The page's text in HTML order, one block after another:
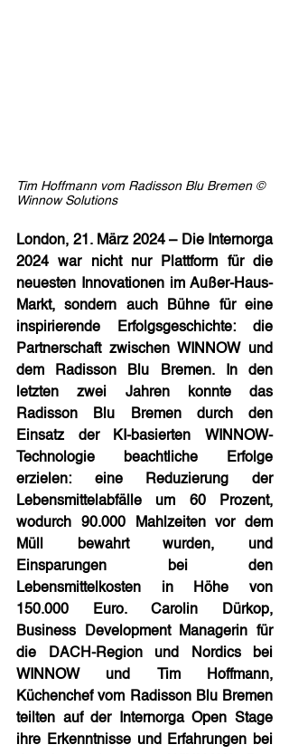
Tim Hoffmann vom Radisson Blu Bremen ©
Winnow Solutions
London, 21. März 2024 – Die Internorga
2024 war nicht nur Plattform für die
neuesten Innovationen im Außer-Haus-
Markt, sondern auch Bühne für eine
inspirierende Erfolgsgeschichte: die
Partnerschaft zwischen WINNOW und
dem Radisson Blu Bremen. In den
letzten zwei Jahren konnte das
Radisson Blu Bremen durch den
Einsatz der KI-basierten WINNOW-
Technologie beachtliche Erfolge
erzielen: eine Reduzierung der
Lebensmittelabfälle um 60 Prozent,
wodurch 90.000 Mahlzeiten vor dem
Müll bewahrt wurden, und
Einsparungen bei den
Lebensmittelkosten in Höhe von
150.000 Euro. Carolin Dürkop,
Business Development Managerin für
die DACH-Region und Nordics bei
WINNOW und Tim Hoffmann,
Küchenchef vom Radisson Blu Bremen
teilten auf der Internorga Open Stage
ihre Erkenntnisse und Erfahrungen bei